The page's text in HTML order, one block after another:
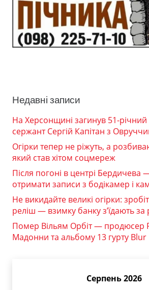
Недавні записи
На Херсонщині загинув 51-
сержант Сергій Капітан з
Огірки тепер не ріжуть, а
який став хітом соцмереж
Після погоні в центрі Бердичева
отримати записи з бодікамер і
Не викидайте великі огірки:
реліш — взимку банку з’їдають за
Помер Вільям Орбіт — продюсер
Мадонни та альбому 13 гурту Blur
Серпень 2026